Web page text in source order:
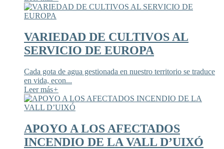
VARIEDAD DE CULTIVOS AL
SERVICIO DE EUROPA
Cada gota de agua gestionada en nuestro territorio se traduce
en vida, econ...
Leer más+
APOYO A LOS AFECTADOS
INCENDIO DE LA VALL D’UIXÓ